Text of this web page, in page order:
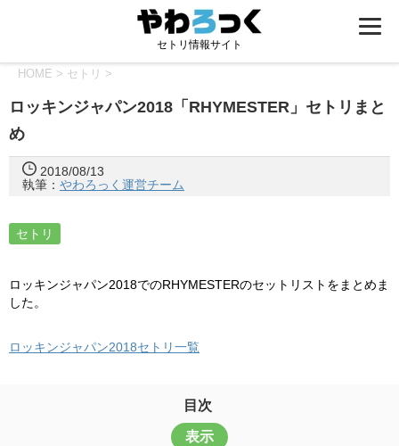
セトリ情報サイト
HOME > セトリ >
ロッキンジャパン2018「RHYMESTER」セトリまと
め
2018/08/13
執筆： やわろっく運営チーム
セトリ
ロッキンジャパン2018でのRHYMESTERのセットリストをまとめま
した。
ロッキンジャパン2018セトリ一覧
目次
表示